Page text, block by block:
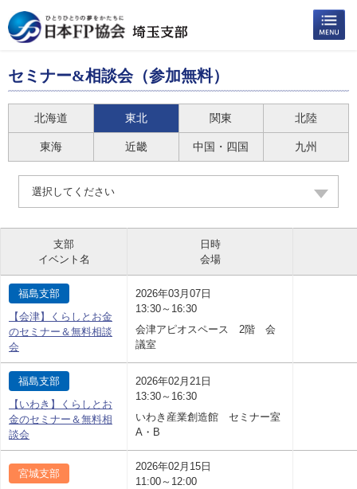
セミナー&相談会（参加無料）
北海道 東北 関東 北陸
東海 近畿 中国・四国 九州
選択してください
支部
イベント名
日時
会場
福島支部
【会津】くらしとお金
のセミナー＆無料相談
会
2026年03月07日
13:30～16:30
会津アピオスペース 2階 会
議室
福島支部
【いわき】くらしとお
金のセミナー＆無料相
談会
2026年02月21日
13:30～16:30
いわき産業創造館 セミナー室
A・B
宮城支部
2026年02月15日
11:00～12:00